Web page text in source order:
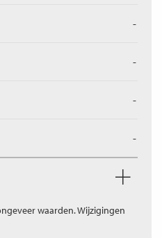
-
-
-
-
waarden. Wijzigingen